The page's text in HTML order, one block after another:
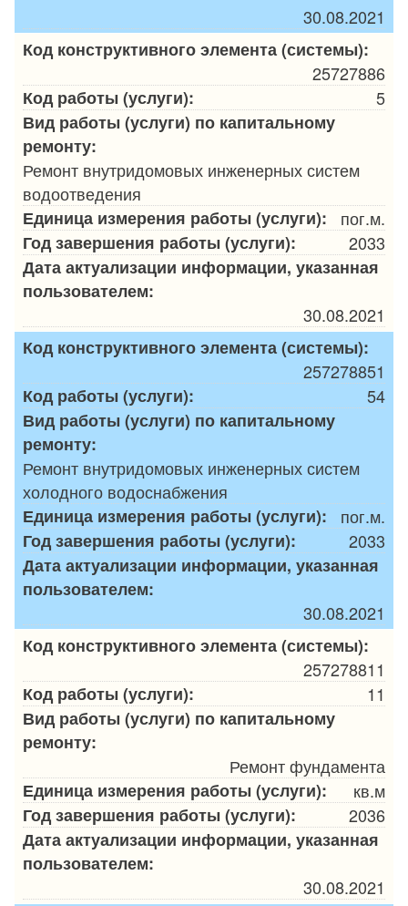
30.08.2021
Код конструктивного элемента (системы):
25727886
Код работы (услуги):
5
Вид работы (услуги) по капитальному
ремонту:
Ремонт внутридомовых инженерных систем
водоотведения
Единица измерения работы (услуги):
пог.м.
Год завершения работы (услуги):
2033
Дата актуализации информации, указанная
пользователем:
30.08.2021
Код конструктивного элемента (системы):
257278851
Код работы (услуги):
54
Вид работы (услуги) по капитальному
ремонту:
Ремонт внутридомовых инженерных систем
холодного водоснабжения
Единица измерения работы (услуги):
пог.м.
Год завершения работы (услуги):
2033
Дата актуализации информации, указанная
пользователем:
30.08.2021
Код конструктивного элемента (системы):
257278811
Код работы (услуги):
11
Вид работы (услуги) по капитальному
ремонту:
Ремонт фундамента
Единица измерения работы (услуги):
кв.м
Год завершения работы (услуги):
2036
Дата актуализации информации, указанная
пользователем:
30.08.2021